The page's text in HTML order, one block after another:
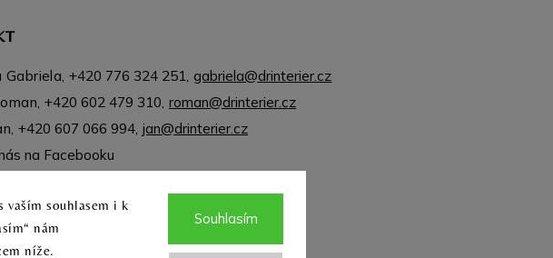
vaším souhlasem i k
nám
níže.
Souhlasím
Gabriela,+420 776 324 251, gabriela@drinterier.cz
+420 602 479 310, roman@drinterier.cz
+420 607 066 994,jan@drinterier.cz
na Facebooku